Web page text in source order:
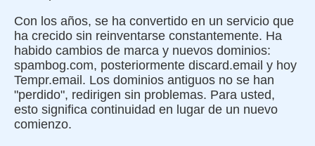
Con los años, se ha convertido en un servicio que
ha crecido sin reinventarse constantemente. Ha
habido cambios de marca y nuevos dominios:
spambog.com, posteriormente discard.email y hoy
Tempr.email. Los dominios antiguos no se han
"perdido", redirigen sin problemas. Para usted,
esto significa continuidad en lugar de un nuevo
comienzo.